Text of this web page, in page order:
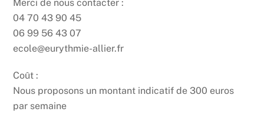
Merci de nous contacter :
04 70 43 90 45
06 99 56 43 07
ecole@eurythmie-allier.fr
Coût :
Nous proposons un montant indicatif de 300 euros
par semaine